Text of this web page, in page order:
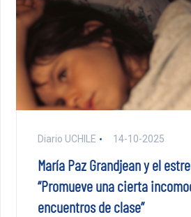
Diario UCHILE 14-10-2025
María Paz Grandjean y el
“Promueve una cierta
encuentros de clase”